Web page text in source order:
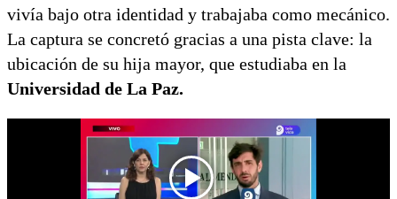
vivía bajo otra identidad y trabajaba como mecánico.
La captura se concretó gracias a una pista clave: la
ubicación de su hija mayor, que estudiaba en la
Universidad de La Paz.